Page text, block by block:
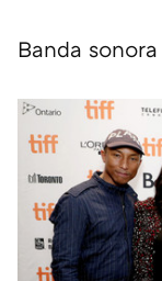
Banda